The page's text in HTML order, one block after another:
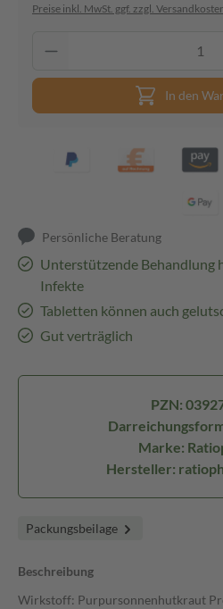
Preise inkl. MwSt. ggf. zzgl.
In den
Persönliche Beratung
Unterstützende Behandlung
Infekte
Tabletten können auch
Gut verträglich
PZN:
Marke:
Hersteller:
Packungsbeilage
Beschreibung
Wirkstoff: Purpursonnenhutkraut